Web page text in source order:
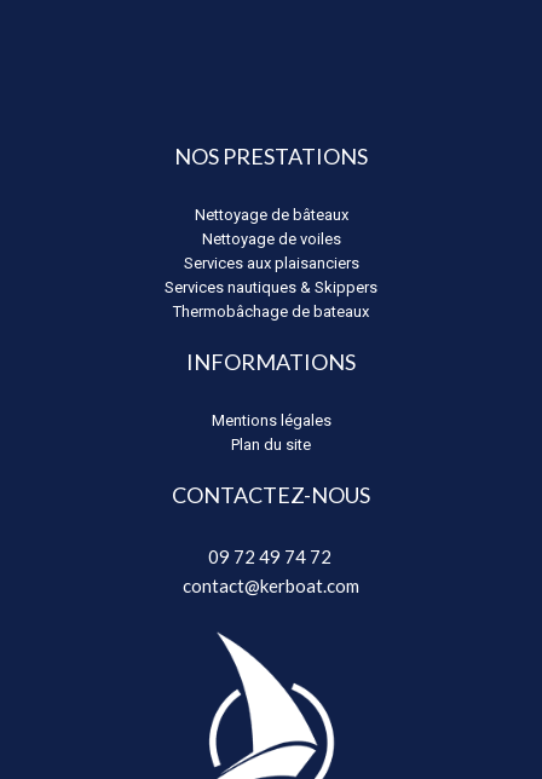
NOS PRESTATIONS
Nettoyage de bâteaux
Nettoyage de voiles
Services aux plaisanciers
Services nautiques & Skippers
Thermobâchage de bateaux
INFORMATIONS
Mentions légales
Plan du site
CONTACTEZ-NOUS
09 72 49 74 72 ​
contact@kerboat.com